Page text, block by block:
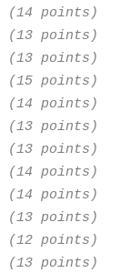
(14 points)
(13 points)
(13 points)
(15 points)
(14 points)
(13 points)
(13 points)
(14 points)
(14 points)
(13 points)
(12 points)
(13 points)